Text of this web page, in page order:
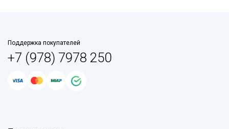
Поддержка покупателей
+7 (978) 7978 250